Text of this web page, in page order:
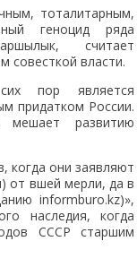
тоталитарным,
геноцид ряда
считает
совесткой власти.
пор является
придатком России.
развитию
когда они заявляют
от вшей мерли, да в
informburo.kz)»,
наследия, когда
СССР старшим